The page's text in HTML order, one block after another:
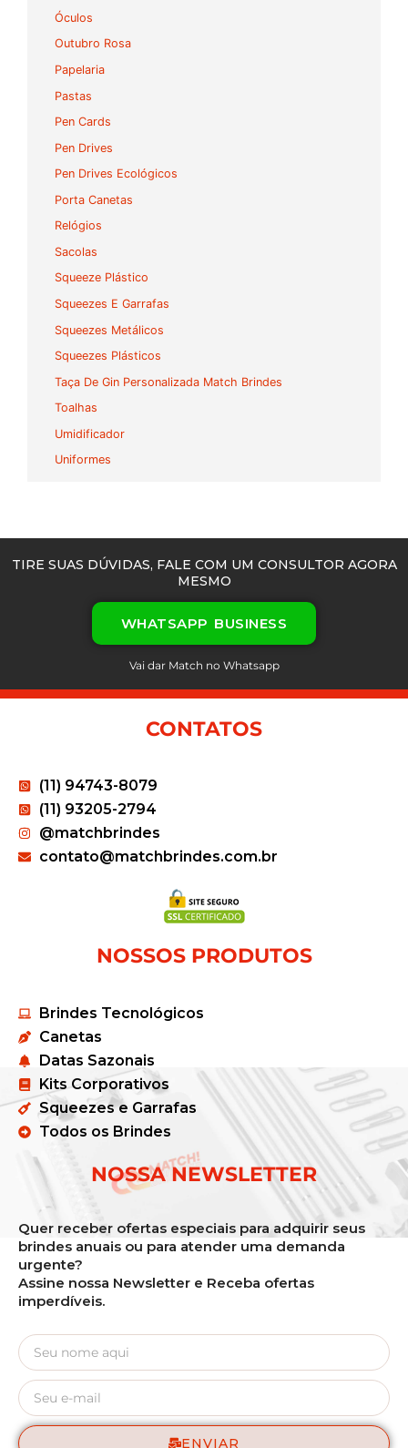
Óculos
Outubro Rosa
Papelaria
Pastas
Pen Cards
Pen Drives
Pen Drives Ecológicos
Porta Canetas
Relógios
Sacolas
Squeeze Plástico
Squeezes E Garrafas
Squeezes Metálicos
Squeezes Plásticos
Taça De Gin Personalizada Match Brindes
Toalhas
Umidificador
Uniformes
TIRE SUAS DÚVIDAS, FALE COM UM CONSULTOR AGORA
MESMO
WHATSAPP BUSINESS
Vai dar Match no Whatsapp
CONTATOS
(11) 94743-8079
(11) 93205-2794
@matchbrindes
contato@matchbrindes.com.br
NOSSOS PRODUTOS
Brindes Tecnológicos
Canetas
Datas Sazonais
Kits Corporativos
Squeezes e Garrafas
Todos os Brindes
NOSSA NEWSLETTER
Quer receber ofertas especiais para adquirir seus
brindes anuais ou para atender uma demanda
urgente?
Assine nossa Newsletter e Receba ofertas
imperdíveis.
ENVIAR